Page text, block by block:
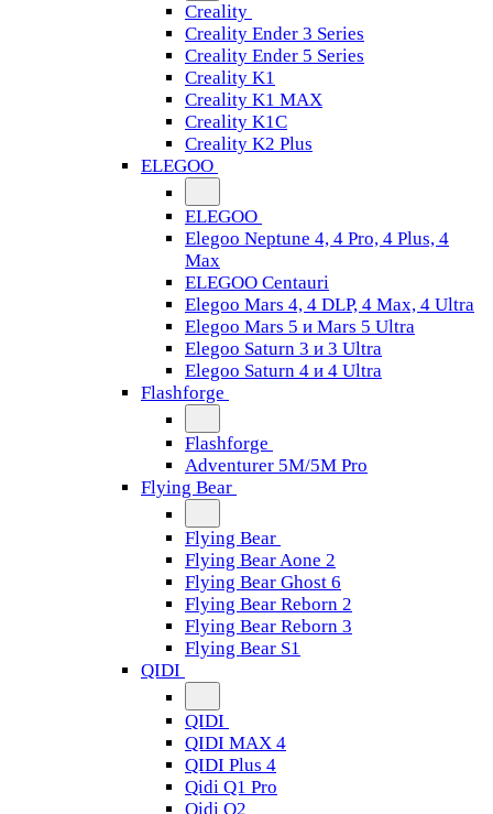
Creality
Creality Ender 3 Series
Creality Ender 5 Series
Creality K1
Creality K1 MAX
Creality K1C
Creality K2 Plus
ELEGOO
ELEGOO
Elegoo Neptune 4, 4 Pro, 4 Plus, 4
Max
ELEGOO Centauri
Elegoo Mars 4, 4 DLP, 4 Max, 4 Ultra
Elegoo Mars 5 и Mars 5 Ultra
Elegoo Saturn 3 и 3 Ultra
Elegoo Saturn 4 и 4 Ultra
Flashforge
Flashforge
Adventurer 5M/5M Pro
Flying Bear
Flying Bear
Flying Bear Aone 2
Flying Bear Ghost 6
Flying Bear Reborn 2
Flying Bear Reborn 3
Flying Bear S1
QIDI
QIDI
QIDI MAX 4
QIDI Plus 4
Qidi Q1 Pro
Qidi Q2